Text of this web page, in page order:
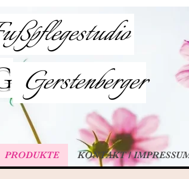
Gerstenberger
PRODUKTE KONTAKT /